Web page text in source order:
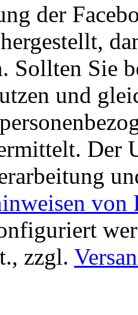
der
Sollten Sie
und
Der
von
zzgl.